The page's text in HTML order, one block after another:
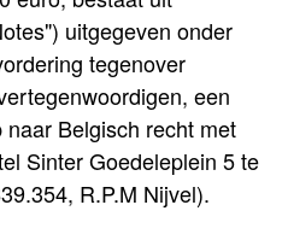
uitgegeven onder
tegenover
een
Belgisch recht met
Sinter Goedeleplein 5 te
R.P.M Nijvel).